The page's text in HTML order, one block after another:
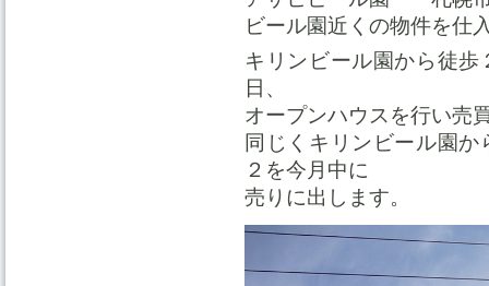
ビール園近くの物件を仕
キリンビール園から徒
日、
オープンハウスを行い売
同じくキリンビール園
２を今月中に
売りに出します。